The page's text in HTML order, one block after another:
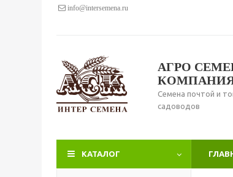
info@intersemena.ru
АГРО
Семена почтой и
садоводов
КАТАЛОГ